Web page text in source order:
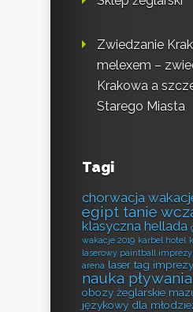
Zwiedzanie
melexem –
Krakowa a
Starego Miasta
Tagi
chorwacja
egipt tanie
klasyczna hellada
wakacje 2019 karbel hotel
laserowy paintball
arena laser tag
nauka
obozy żeglarskie
językowy dla